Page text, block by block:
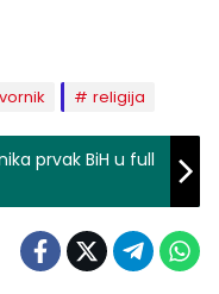
religija
prvak BiH u full